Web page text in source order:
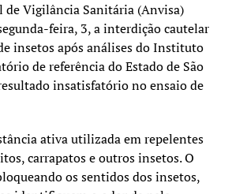
96%
95%
atenção especial
das vacinas de rotina, a campanha
extraordinária de vacinação contra
de Vigilância Sanitária (Anvisa)
feira, 3, a interdição cautelar
insetos após análises do Instituto
de referência do Estado de São
insatisfatório no ensaio de
ativa utilizada em repelentes
carrapatos e outros insetos. O
os sentidos dos insetos,